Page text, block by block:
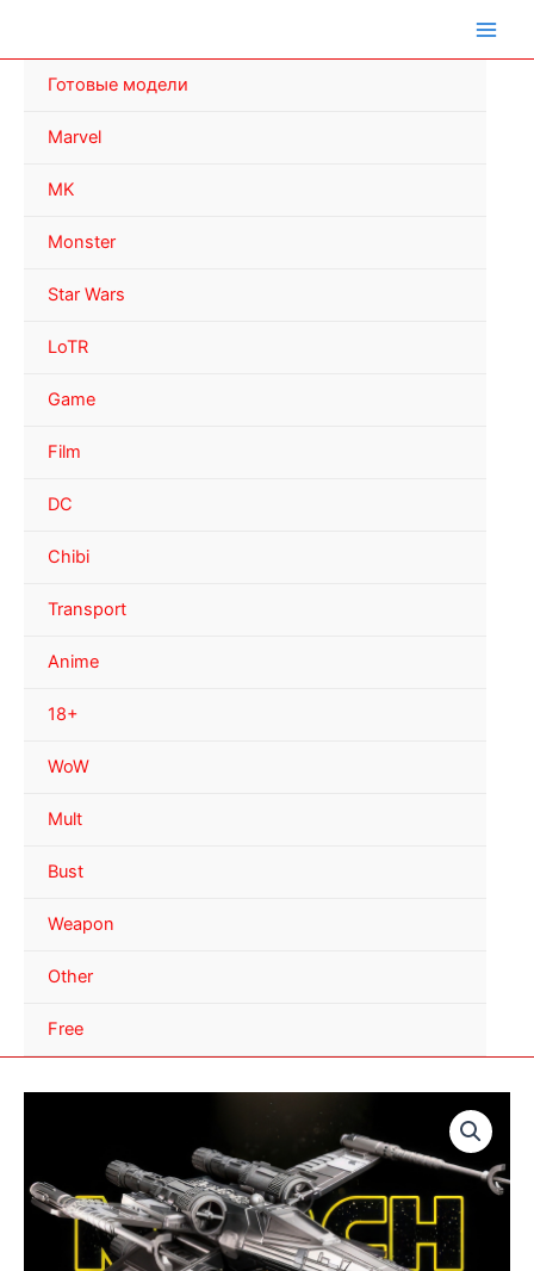
Готовые модели
Marvel
MK
Monster
Star Wars
LoTR
Game
Film
DC
Chibi
Transport
Anime
18+
WoW
Mult
Bust
Weapon
Other
Free